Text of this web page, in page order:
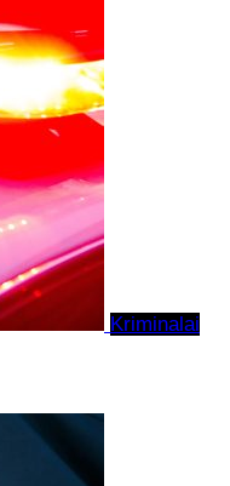
Kriminalai